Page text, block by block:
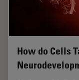
How do Cells